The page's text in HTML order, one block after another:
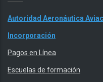
Autoridad Aeronáutica
Incorporación
Pagos en Línea
Escuelas de formación